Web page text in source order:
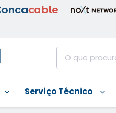
Serviço Técnico